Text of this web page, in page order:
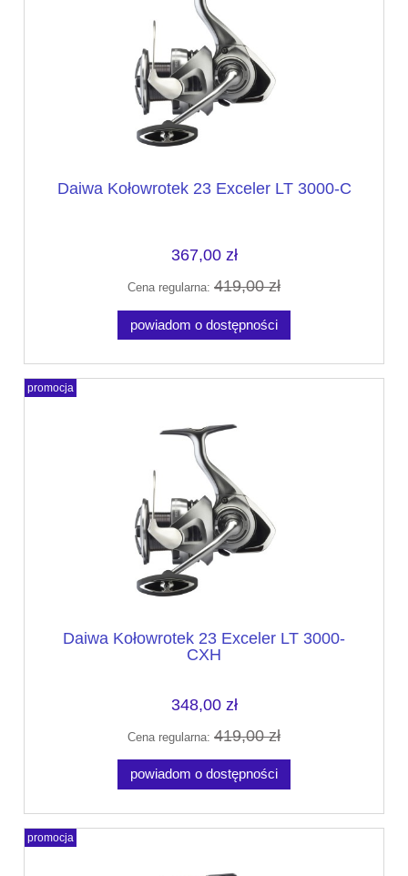
Daiwa Kołowrotek 23 Exceler LT 3000-C
367,00 zł
Cena regularna: 419,00 zł
powiadom o dostępności
Daiwa Kołowrotek 23 Exceler LT 3000-
CXH
348,00 zł
Cena regularna: 419,00 zł
powiadom o dostępności
promocja
promocja